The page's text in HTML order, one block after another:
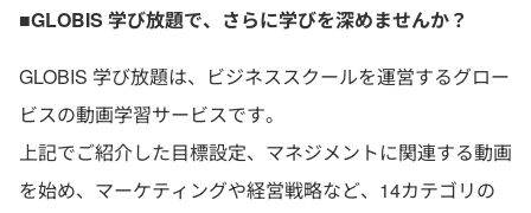
■GLOBIS 学び放題で、さらに学びを深めませんか？
GLOBIS 学び放題は、ビジネススクールを運営するグロー
ビスの動画学習サービスです。
上記でご紹介した目標設定、マネジメントに関連する動画
を始め、マーケティングや経営戦略など、14カテゴリの